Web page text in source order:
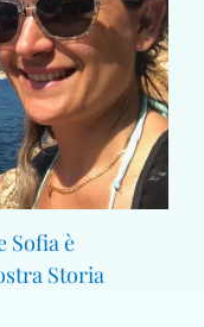
Sofia è
Storia